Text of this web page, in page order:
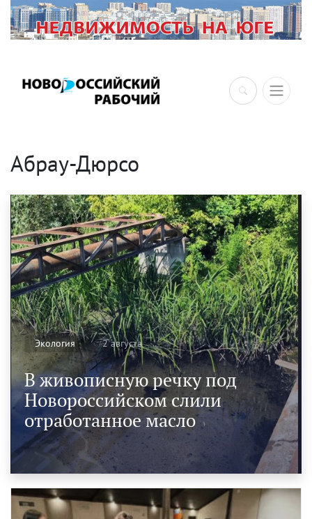
×
Абрау-Дюрсо
В живописную речку под
Новороссийском слили
отработанное масло
Экология 2 августа